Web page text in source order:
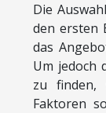
Die
den ersten
das
Um jedoch
zu finden,
Faktoren